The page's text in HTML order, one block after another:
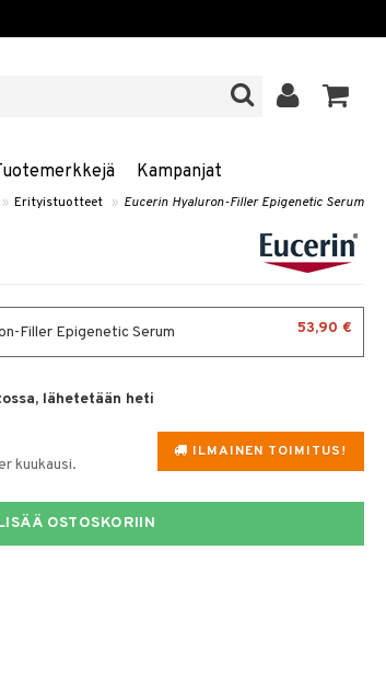
Kampanjat
» Erityistuotteet » Eucerin Hyaluron-Filler Epigenetic Serum
Filler Epigenetic Serum 53,90 €
lähetetään heti
ILMAINEN TOIMITUS!
kuukausi.
OSTOSKORIIN